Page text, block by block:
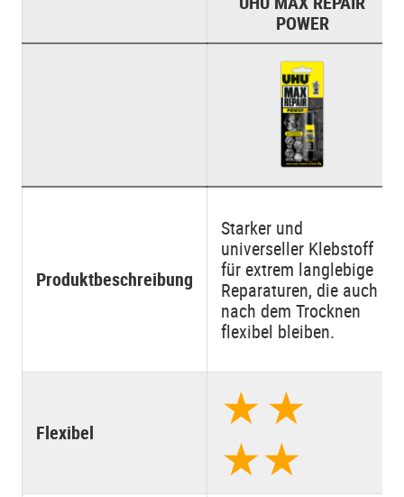
POWER
Produktbeschreibung
Starker und
universeller Klebstoff
für extrem langlebige
Reparaturen, die auch
nach dem Trocknen
flexibel bleiben.
Flexibel ★★
★★